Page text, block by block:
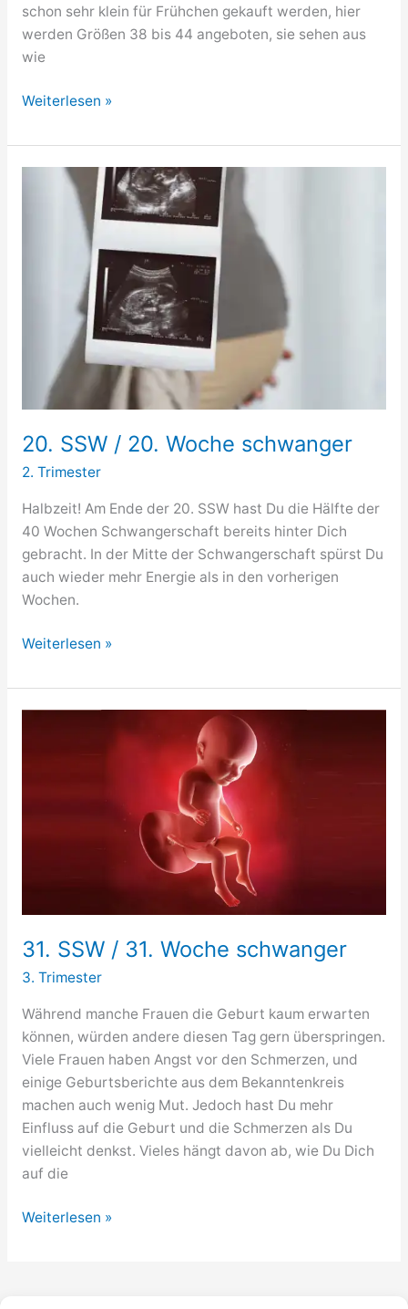
schon sehr klein für Frühchen gekauft werden, hier
werden Größen 38 bis 44 angeboten, sie sehen aus
wie
Welche
Kleidergröße?
Weiterlesen »
20. SSW / 20. Woche schwanger
2. Trimester
Halbzeit! Am Ende der 20. SSW hast Du die Hälfte der
40 Wochen Schwangerschaft bereits hinter Dich
gebracht. In der Mitte der Schwangerschaft spürst Du
auch wieder mehr Energie als in den vorherigen
Wochen.
20.
/
20.
Weiterlesen »
31. SSW / 31. Woche schwanger
3. Trimester
Während manche Frauen die Geburt kaum erwarten
können, würden andere diesen Tag gern überspringen.
Viele Frauen haben Angst vor den Schmerzen, und
einige Geburtsberichte aus dem Bekanntenkreis
machen auch wenig Mut. Jedoch hast Du mehr
Einfluss auf die Geburt und die Schmerzen als Du
vielleicht denkst. Vieles hängt davon ab, wie Du Dich
auf die
31.
Weiterlesen »